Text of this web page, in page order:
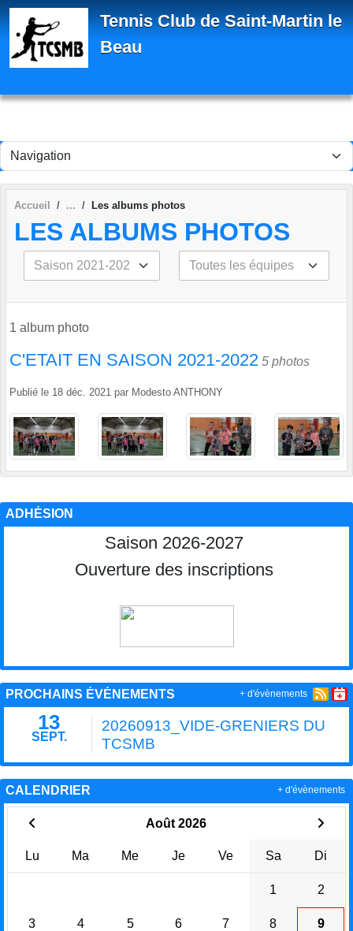
Tennis Club de Saint-Martin le
Beau
Accueil Les albums photos
LES ALBUMS PHOTOS
1 album photo
C'ETAIT EN SAISON 2021-2022 5 photos
Publié le 18 déc. 2021 par Modesto ANTHONY
ADHÉSION
Saison 2026-2027
Ouverture des inscriptions
PROCHAINS ÉVÉNEMENTS
13
SEPT.
20260913_VIDE-GRENIERS DU
TCSMB
+ d'évènements
CALENDRIER
Août 2026
Lu Ma Me Je Ve Sa Di
1 2
3 4 5 6 7 8 9
+ d'évènements
Panneau de gestion des cookies